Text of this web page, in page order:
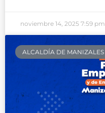
noviembre 14, 2025 7:59 pm
ALCALDÍA DE MANIZALES